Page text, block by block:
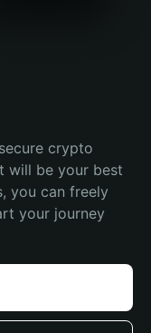
crypto
will be your best
you can freely
your journey